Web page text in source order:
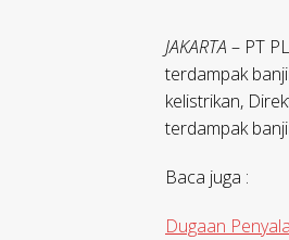
JAKARTA – PT
terdampak
kelistrikan,
terdampak
Baca juga :
Dugaan